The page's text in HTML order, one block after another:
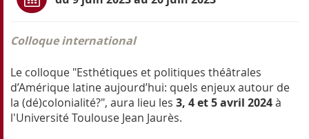
Colloque international
Le colloque "Esthétiques et politiques théâtrales
d’Amérique latine aujourd’hui: quels enjeux autour de
la (dé)colonialité?", aura lieu les 3, 4 et 5 avril 2024à
l'Université Toulouse Jean Jaurès.